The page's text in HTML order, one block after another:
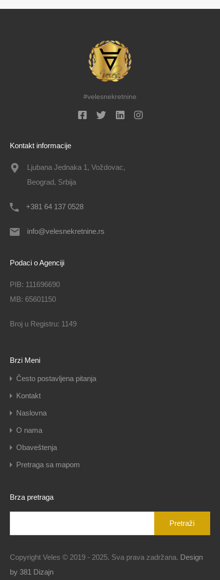
#velesnekretnine
Kontakt informacije
Ljubana Jednaka 1, Voždovac,
Beograd, Srbija
+381 64 137 0528
info@velesnekretnine.rs
Podaci o Agenciji
PIB: 111696690
MB: 65601150
Broj u Registru: 1149
Brzi Meni
Često postavljena pitanja
Kontakt
Naslovna
O nama
Obaveštenja
Pretraga sa mapom
Brza pretraga
Copyright Veles © 2019 - 2025. Sva prava zadržana. Design
by 381 Dizajn